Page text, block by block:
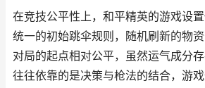
在竞技公平性上，和平精英的游戏设置
统一的初始跳伞规则，随机刷新的物
对局的起点相对公平，虽然运气成分
往往依靠的是决策与枪法的结合，游